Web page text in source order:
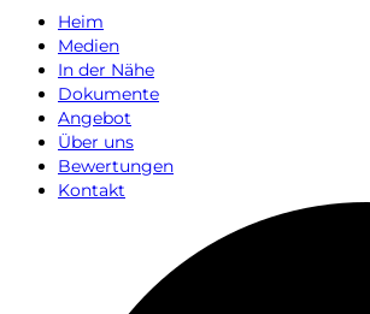
Heim
Medien
In der Nähe
Dokumente
Angebot
Über uns
Bewertungen
Kontakt